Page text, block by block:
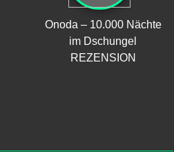
Onoda – 10.000 Nächte
im Dschungel
REZENSION